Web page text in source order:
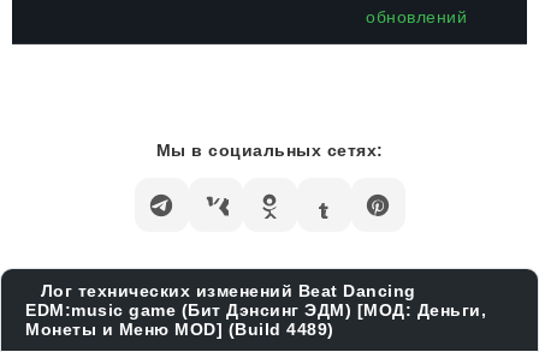
обновлений
Мы в социальных сетях:
Лог технических изменений Beat Dancing
EDM:music game (Бит Дэнсинг ЭДМ) [МОД: Деньги,
Монеты и Меню MOD] (Build 4489)